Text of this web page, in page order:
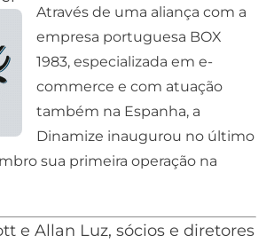
Através de uma aliança com a
empresa portuguesa BOX
1983, especializada em e-
commerce e com atuação
também na Espanha, a
Dinamize inaugurou no último
sua primeira operação na
e Allan Luz, sócios e diretores